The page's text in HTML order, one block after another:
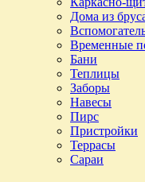
Дома из
Временные
Бани
Теплицы
Заборы
Навесы
Пирс
Пристройки
Террасы
Сараи